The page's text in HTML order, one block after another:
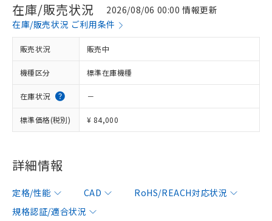
在庫/販売状況
2026/08/06 00:00 情報更新
在庫/販売状況 ご利用条件
販売状況 販売中
機種区分 標準在庫機種
在庫状況 －
標準価格(税別) ¥ 84,000
詳細情報
定格/性能 CAD
RoHS/REACH対応状況
規格認証/適合状況